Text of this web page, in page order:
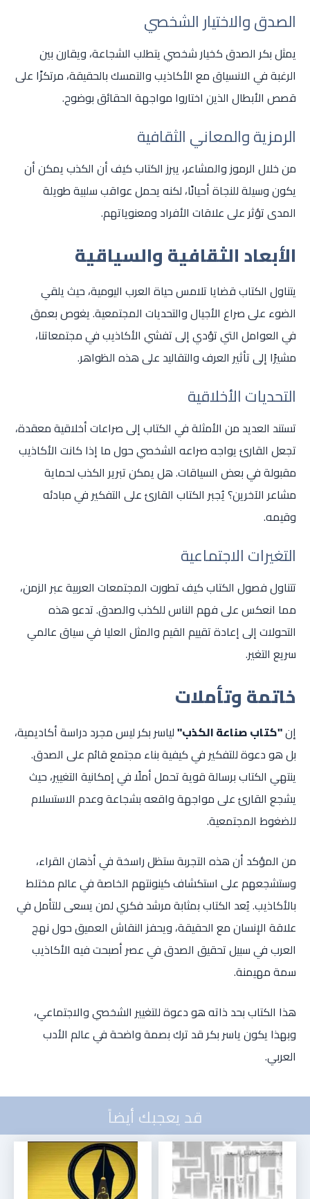
الصدق والاختيار الشخصي
يمثل بكر الصدق كخيار شخصي يتطلب الشجاعة، ويقارن بين
الرغبة في الانسياق مع الأكاذيب والتمسك بالحقيقة، مرتكزًا على
قصص الأبطال الذين اختاروا مواجهة الحقائق بوضوح.
الرمزية والمعاني الثقافية
من خلال الرموز والمشاعر، يبرز الكتاب كيف أن الكذب يمكن أن
يكون وسيلة للنجاة أحيانًا، لكنه يحمل عواقب سلبية طويلة
المدى تؤثر على علاقات الأفراد ومعنوياتهم.
الأبعاد الثقافية والسياقية
يتناول الكتاب قضايا تلامس حياة العرب اليومية، حيث يلقي
الضوء على صراع الأجيال والتحديات المجتمعية. يغوص بعمق
في العوامل التي تؤدي إلى تفشي الأكاذيب في مجتمعاتنا،
مشيرًا إلى تأثير العرف والتقاليد على هذه الظواهر.
التحديات الأخلاقية
تستند العديد من الأمثلة في الكتاب إلى صراعات أخلاقية معقدة،
تجعل القارئ يواجه صراعه الشخصي حول ما إذا كانت الأكاذيب
مقبولة في بعض السياقات. هل يمكن تبرير الكذب لحماية
مشاعر الآخرين؟ يُجبر الكتاب القارئ على التفكير في مبادئه
وقيمه.
التغيرات الاجتماعية
تتناول فصول الكتاب كيف تطورت المجتمعات العربية عبر الزمن،
مما انعكس على فهم الناس للكذب والصدق. تدعو هذه
التحولات إلى إعادة تقييم القيم والمثل العليا في سياق عالمي
سريع التغير.
خاتمة وتأملات
إن"كتاب صناعة الكذب"لياسر بكر ليس مجرد دراسة أكاديمية،
بل هو دعوة للتفكير في كيفية بناء مجتمع قائم على الصدق.
ينتهي الكتاب برسالة قوية تحمل أملًا في إمكانية التغيير، حيث
يشجع القارئ على مواجهة واقعه بشجاعة وعدم الاستسلام
للضغوط المجتمعية.
من المؤكد أن هذه التجربة ستظل راسخة في أذهان القراء،
وستشجعهم على استكشاف كينونتهم الخاصة في عالم مختلط
بالأكاذيب. يُعد الكتاب بمثابة مرشد فكري لمن يسعى للتأمل في
علاقة الإنسان مع الحقيقة، ويحفز النقاش العميق حول نهج
العرب في سبيل تحقيق الصدق في عصر أصبحت فيه الأكاذيب
سمة مهيمنة.
هذا الكتاب بحد ذاته هو دعوة للتغيير الشخصي والاجتماعي،
وبهذا يكون ياسر بكر قد ترك بصمة واضحة في عالم الأدب
العربي.
قد يعجبك أيضاً